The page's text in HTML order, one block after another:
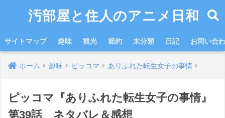
汚部屋と住人のアニメ日和
サイトマップ 趣味 観光 節約 未分類 日記 お問い合
ホーム 趣味 ピッコマ ありふれた転生女子の事情
ピッコマ『ありふれた転生女子の事情』
第39話 ネタバレ＆感想